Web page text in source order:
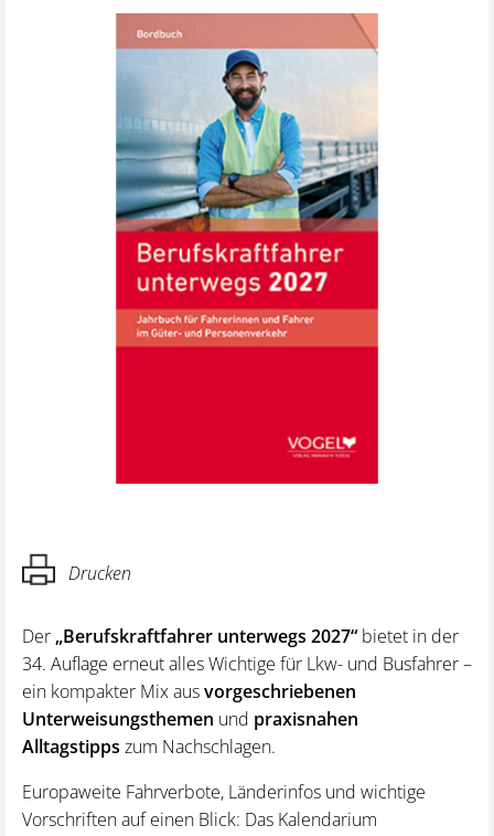
Drucken
Der „Berufskraftfahrer unterwegs 2027“ bietet in der
34. Auflage erneut alles Wichtige für Lkw- und Busfahrer –
ein kompakter Mix ausvorgeschriebenen
Unterweisungsthemen und praxisnahen
Alltagstipps zum Nachschlagen.
Europaweite Fahrverbote, Länderinfos und wichtige
Vorschriften auf einen Blick: Das Kalendarium